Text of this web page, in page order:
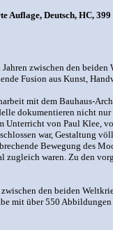
Auflage, Deutsch, HC,
zwischen den
Fusion aus Kunst,
mit dem Bauhaus-
dokumentieren nicht
Unterricht von Paul Klee,
war, Gestaltung
Bewegung des
waren. Zu den
den beiden
mit über 550